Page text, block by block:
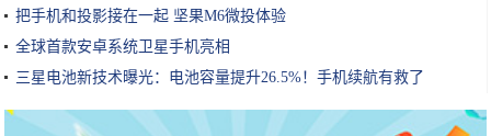
把手机和投影接在一起 坚果M6微投体验
全球首款安卓系统卫星手机亮相
三星电池新技术曝光：电池容量提升26.5%！手机续航有救了